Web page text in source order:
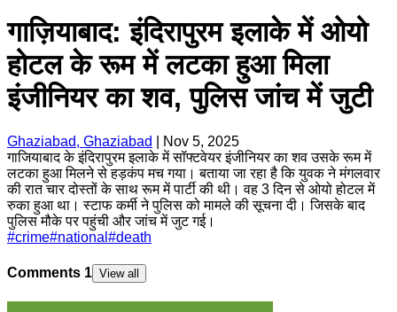
गाज़ियाबाद: इंदिरापुरम इलाके में ओयो
होटल के रूम में लटका हुआ मिला
इंजीनियर का शव, पुलिस जांच में जुटी
Ghaziabad, Ghaziabad
Nov 5, 2025
गाजियाबाद के इंदिरापुरम इलाके में सॉफ्टवेयर इंजीनियर का शव उसके रूम में
लटका हुआ मिलने से हड़कंप मच गया। बताया जा रहा है कि युवक ने मंगलवार
की रात चार दोस्तों के साथ रूम में पार्टी की थी। वह 3 दिन से ओयो होटल में
रुका हुआ था। स्टाफ कर्मी ने पुलिस को मामले की सूचना दी। जिसके बाद
पुलिस मौके पर पहुंची और जांच में जुट गई।
#crime#national #death
Comments 1 View all